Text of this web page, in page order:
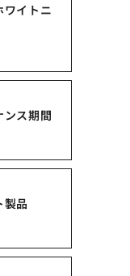
ワイトニ
ンス期間
製品